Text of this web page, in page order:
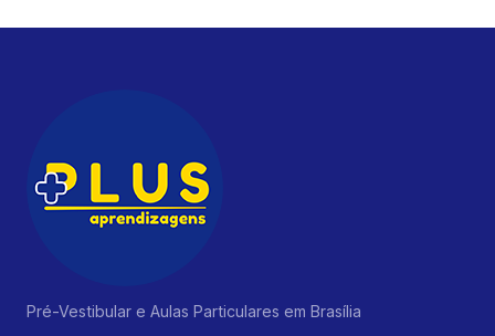
Pré-Vestibular e Aulas Particulares em Brasília